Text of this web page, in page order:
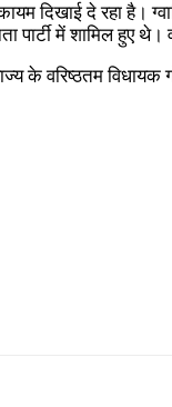
दिखाई दे रहा है।
में शामिल हुए थे।
के वरिष्ठतम